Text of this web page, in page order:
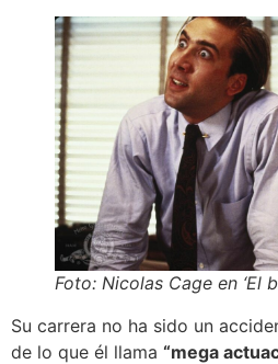
Foto: Nicolas Cage en ‘El
Su carrera no ha sido un
de lo que él llama “mega